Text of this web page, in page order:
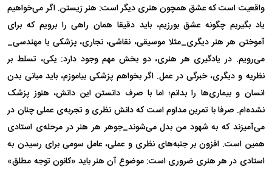
واقعیت است که عشق همچون هنری دیگر است: هنر زیستن. اگر می‌خواهیم
یاد بگیریم چگونه عشق بورزیم، باید دقیقا همان را‌هی را برویم که برای
آموختن هر هنر دیگری_مثلا موسیقی، نقاشی، نجاری، پزشکی یا مهندسی_
می‌رویم. در یادگیری هر هنری، دو بخش مهم وجود دارد: یکی، تسلط بر
نظریه و دیگری، خبرگی در عمل. اگر بخواهم پزشکی بیاموزم، باید مبانی بدن
انسان و بیماری‌ها را بدانم؛ اما با صرف دانستن این دانش، هنوز پزشک
نشده‌ام. صرفا با تمرین مداوم است که دانش نظری و تجربه‌ی عملی چنان در
می‌آمیزند که به شهود من بدل می‌شوند_جوهر هر هنر در مرحله‌ی استادی
همین است. افزون بر جنبه‌های نظری و عملی، عامل سومی برای رسیدن به
استادی در هر هنری ضروری است: موضوع آن هنر باید «کانون توجه مطلق»